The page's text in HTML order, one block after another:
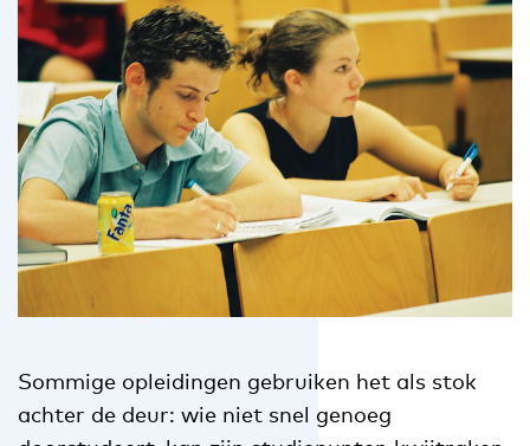
Sommige opleidingen gebruiken het als stok
achter de deur: wie niet snel genoeg